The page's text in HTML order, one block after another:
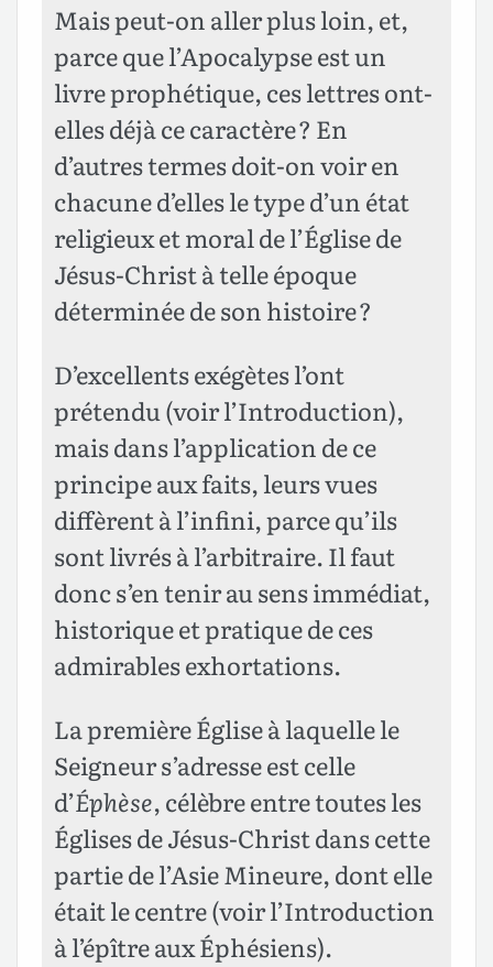
Mais peut-on aller plus loin, et,
parce que l’Apocalypse est un
livre prophétique, ces lettres ont-
elles déjà ce caractère ? En
d’autres termes doit-on voir en
chacune d’elles le type d’un état
religieux et moral de l’Église de
Jésus-Christ à telle époque
déterminée de son histoire ?
D’excellents exégètes l’ont
prétendu (voir l’Introduction),
mais dans l’application de ce
principe aux faits, leurs vues
diffèrent à l’infini, parce qu’ils
sont livrés à l’arbitraire. Il faut
donc s’en tenir au sens immédiat,
historique et pratique de ces
admirables exhortations.
La première Église à laquelle le
Seigneur s’adresse est celle
d’Éphèse, célèbre entre toutes les
Églises de Jésus-Christ dans cette
partie de l’Asie Mineure, dont elle
était le centre (voir l’Introduction
à l’épître aux Éphésiens).